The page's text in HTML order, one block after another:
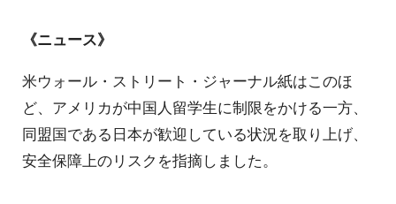
《ニュース》
米ウォール・ストリート・ジャーナル紙はこのほ
ど、アメリカが中国人留学生に制限をかける一方、
同盟国である日本が歓迎している状況を取り上げ、
安全保障上のリスクを指摘しました。